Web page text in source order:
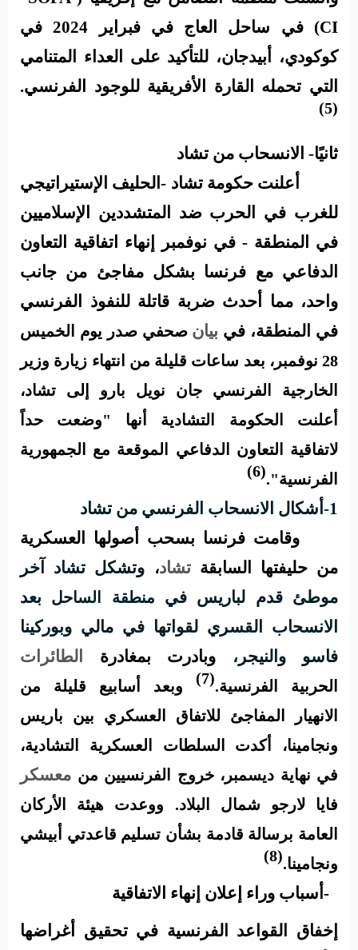
CI
) في ساحل العاج في فبراير 2024 في
كوكودي، أبيدجان، للتأكيد على العداء المتنامي
التي تحمله القارة الأفريقية للوجود الفرنسي.
(5)
ثانيًا- الانسحاب من تشاد
أعلنت حكومة تشاد -الحليف الإستيراتيجي
للغرب في الحرب ضد المتشددين الإسلاميين
في المنطقة - في نوفمبر إنهاء اتفاقية التعاون
الدفاعي مع فرنسا بشكل مفاجئ من جانب
واحد، مما أحدث ضربة قاتلة للنفوذ الفرنسي
في المنطقة، في بيان صحفي صدر يوم الخميس
28 نوفمبر، بعد ساعات قليلة من انتهاء زيارة وزير
الخارجية الفرنسي جان نويل بارو إلى تشاد،
أعلنت الحكومة التشادية أنها "وضعت حداً
لاتفاقية التعاون الدفاعي الموقعة مع الجمهورية
الفرنسية".(6)
1-أشكال الانسحاب الفرنسي من تشاد
وقامت فرنسا بسحب أصولها العسكرية
من حليفتها السابقةتشاد، وتشكل تشاد آخر
موطئ قدم لباريس في منطقة الساحل
بعد
الانسحاب القسري لقواتها في مالي وبوركينا
فاسو والنيجر،
وبادرت بمغادرة الطائرات
الحربية الفرنسية.(7)
وبعد أسابيع قليلة من
الانهيار المفاجئ للاتفاق العسكري بين باريس
ونجامينا، أكدت السلطات العسكرية التشادية،
في نهاية ديسمبر، خروج الفرنسيين من معسكر
فايا لارجو شمال البلاد. ووعدت هيئة الأركان
العامة برسالة قادمة بشأن تسليم قاعدتي أبيشي
ونجامينا.(8)
إخفاق القواعد الفرنسية في تحقيق أغراضها